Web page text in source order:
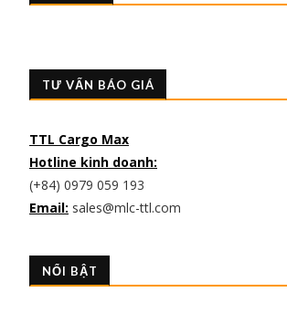
TƯ VẤN BÁO GIÁ
TTL Cargo Max
Hotline kinh doanh:
(+84) 0979 059 193
Email: sales@mlc-ttl.com
NỔI BẬT